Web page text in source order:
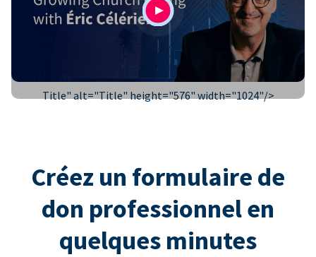
Title" alt="Title" height="576" width="1024"/>
Créez un formulaire de
don professionnel en
quelques minutes